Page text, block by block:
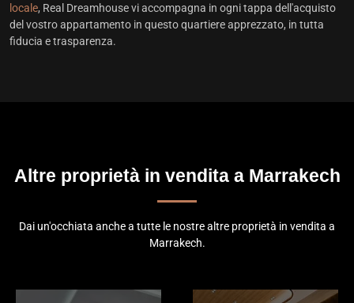
locale, Real Dreamhouse vi accompagna in ogni tappa dell'acquisto
del vostro appartamento in questo quartiere apprezzato, in tutta
fiducia e trasparenza.
Altre proprietà in vendita a Marrakech
Dai un'occhiata anche a tutte le nostre altre proprietà in vendita a
Marrakech.